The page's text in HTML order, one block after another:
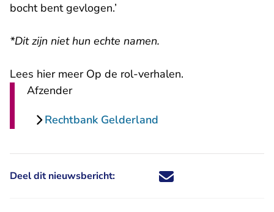
bocht bent gevlogen.’
*Dit zijn niet hun echte namen.
Lees hier meer Op de rol-verhalen.
Afzender
Rechtbank Gelderland
Deel dit nieuwsbericht: Deel dit nieuwsbericht via X -
Deel dit nieuwsbericht via
Deel dit nieuwsbericht
Deel dit